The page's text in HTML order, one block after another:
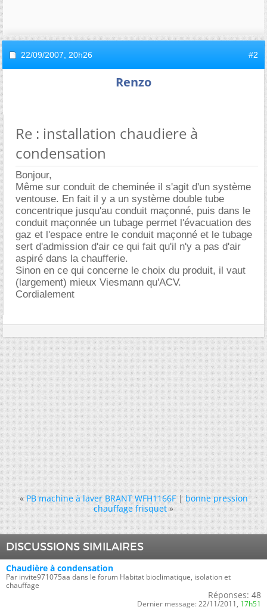
22/09/2007, 20h26 #2
Renzo
Re : installation chaudiere à
condensation
Bonjour,
Même sur conduit de cheminée il s'agit d'un système
ventouse. En fait il y a un système double tube
concentrique jusqu'au conduit maçonné, puis dans le
conduit maçonnée un tubage permet l'évacuation des
gaz et l'espace entre le conduit maçonné et le tubage
sert d'admission d'air ce qui fait qu'il n'y a pas d'air
aspiré dans la chaufferie.
Sinon en ce qui concerne le choix du produit, il vaut
(largement) mieux Viesmann qu'ACV.
Cordialement
« PB machine à laver BRANT WFH1166F|bonne pression
chauffage frisquet »
DISCUSSIONS SIMILAIRES
Chaudière à condensation
Par invite971075aa dans le forum Habitat bioclimatique, isolation et
chauffage
Réponses: 48
Dernier message: 22/11/2011, 17h51